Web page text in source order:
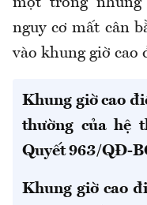
nguy cơ mất cân
vào khung giờ cao
Khung giờ cao
thường của hệ
Quyết 963/QĐ-
Khung giờ cao